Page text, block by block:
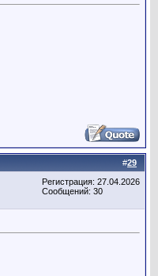
#29
Регистрация: 27.04.2026
Сообщений: 30